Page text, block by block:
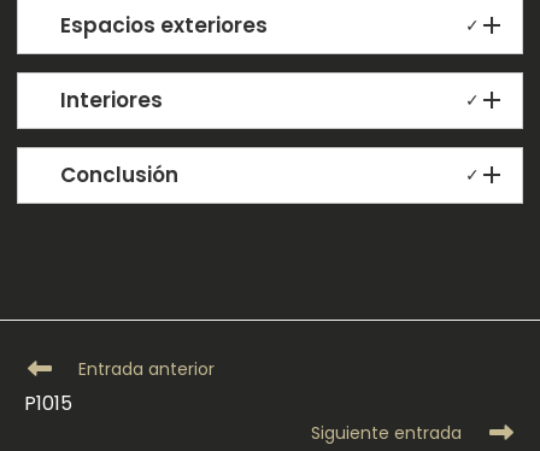
Espacios exteriores ✓
Interiores ✓
Conclusión ✓
Leer
artículos
Entrada anterior
P1015
Siguiente entrada